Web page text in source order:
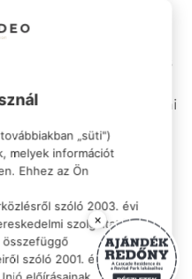
előnyt?
– nincs utólagos
nem kell külön dönteni
– hatékony
– kevesebb
– már a beköltözéskor
hosszú távon is
×
„süti")
melyek információt
Ehhez az Ön
szóló 2003. évi
szolgáltatások,
összefüggő
szóló 2001. évi CVIII.
előírásainak